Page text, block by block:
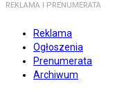
REKLAMA I PRENUMERATA
Reklama
Ogłoszenia
Prenumerata
Archiwum